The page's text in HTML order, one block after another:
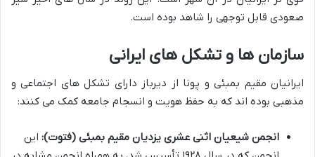
صعودی قابل توجهی را شاهد بوده است.
سازمان ها و تشکل های ایرانی
ایرانیان مقیم بمبئی و پونا از دیرباز دارای تشکل های اجتماعی و
مذهبی بوده اند که به حفظ هویت و انسجام جامعه کمک می کنند:
انجمن شیعیان اثنی عشری یزدیان مقیم بمبئی (فتوت): این